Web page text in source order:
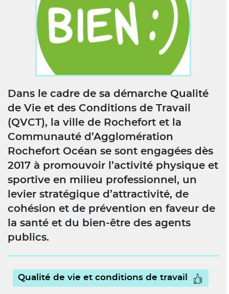
Dans le cadre de sa démarche Qualité
de Vie et des Conditions de Travail
(QVCT), la ville de Rochefort et la
Communauté d’Agglomération
Rochefort Océan se sont engagées dès
2017 à promouvoir l’activité physique et
sportive en milieu professionnel, un
levier stratégique d’attractivité, de
cohésion et de prévention en faveur de
la santé et du bien-être des agents
publics.
Qualité de vie et conditions de travail